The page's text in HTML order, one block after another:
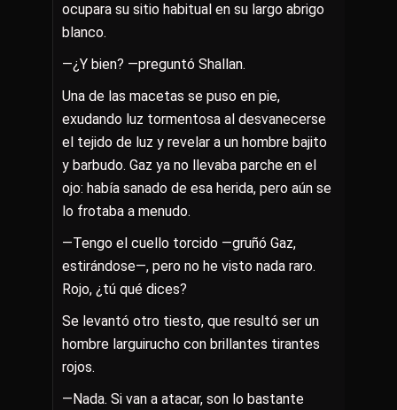
ocupara su sitio habitual en su largo abrigo
blanco.
—¿Y bien? —preguntó Shallan.
Una de las macetas se puso en pie,
exudando luz tormentosa al desvanecerse
el tejido de luz y revelar a un hombre bajito
y barbudo. Gaz ya no llevaba parche en el
ojo: había sanado de esa herida, pero aún se
lo frotaba a menudo.
—Tengo el cuello torcido —gruñó Gaz,
estirándose—, pero no he visto nada raro.
Rojo, ¿tú qué dices?
Se levantó otro tiesto, que resultó ser un
hombre larguirucho con brillantes tirantes
rojos.
—Nada. Si van a atacar, son lo bastante